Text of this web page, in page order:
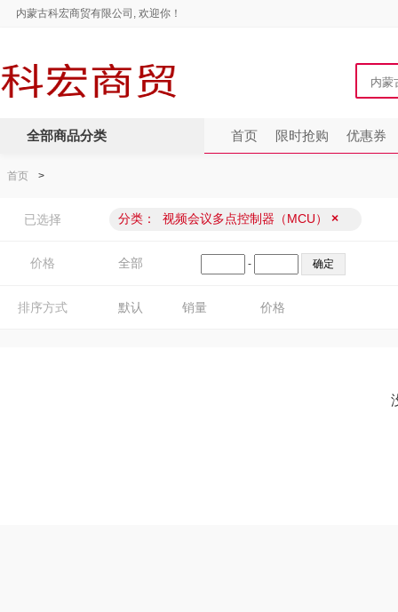
内蒙古科宏商贸有限公司, 欢迎你！
全部商品分类 首页 限时抢购 优惠券
首页 >
已选择 分类： 视频会议多点控制器（MCU） ×
价格 全部 -
排序方式 默认 销量 价格